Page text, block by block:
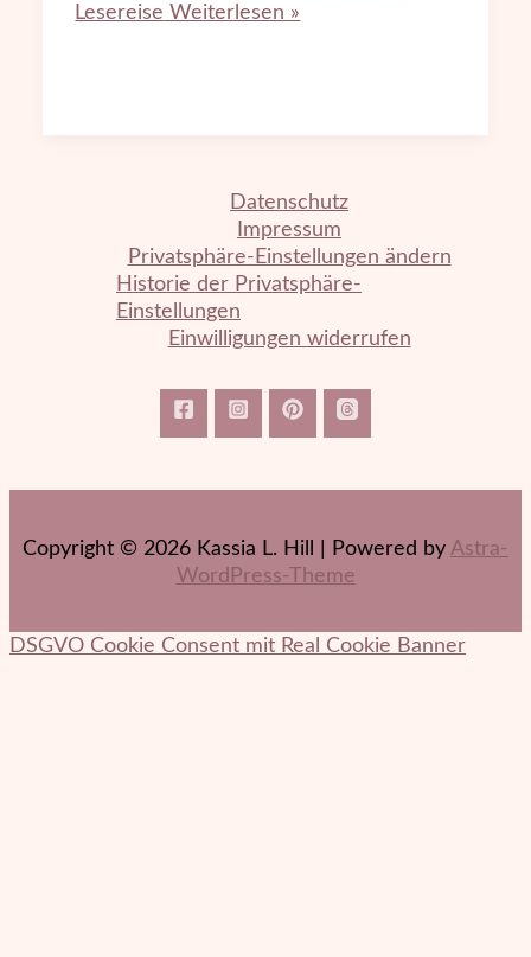
Lesereise Weiterlesen »
Datenschutz
Impressum
Privatsphäre-Einstellungen ändern
Historie der Privatsphäre-
Einstellungen
Einwilligungen widerrufen
Copyright © 2026 Kassia L. Hill | Powered by Astra-
WordPress-Theme
DSGVO Cookie Consent mit Real Cookie Banner